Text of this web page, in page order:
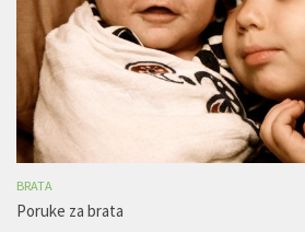
BRATA
Poruke za brata